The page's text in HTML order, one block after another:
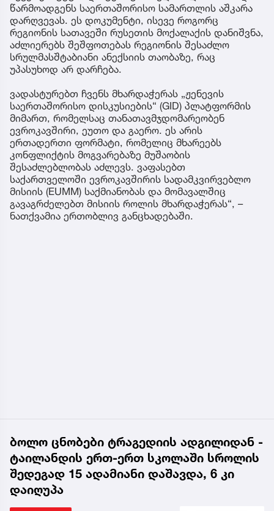
წარმოადგენს საერთაშორისო სამართლის აშკარა
დარღვევას. ეს დოკუმენტი, ისევე როგორც
რეგიონის სათავეში რუსეთის მოქალაქის დანიშვნა,
აძლიერებს შეშფოთებას რეგიონის შესაძლო
სრულმასშტაბიანი ანექსიის თაობაზე, რაც
უპასუხოდ არ დარჩება.
ვადასტურებთ ჩვენს მხარდაჭერას „ჟენევის
საერთაშორისო დისკუსიების“ (GID) პლატფორმის
მიმართ, რომელსაც თანათავმჯდომარეობენ
ევროკავშირი, ეუთო და გაერო. ეს არის
ერთადერთი ფორმატი, რომელიც მხარეებს
კონფლიქტის მოგვარებაზე მუშაობის
შესაძლებლობას აძლევს. ვაფასებთ
საქართველოში ევროკავშირის სადამკვირვებლო
მისიის (EUMM) საქმიანობას და მომავალშიც
გავაგრძელებთ მისიის როლის მხარდაჭერას“, –
ნათქვამია ერთობლივ განცხადებაში.
ბოლო ცნობები ტრაგედიის ადგილიდან -
ტაილანდის ერთ-ერთ სკოლაში სროლის
შედეგად 15 ადამიანი დაშავდა, 6 კი
დაიღუპა